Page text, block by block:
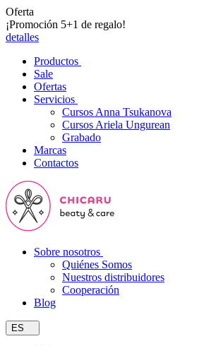
Oferta
¡Promoción 5+1 de regalo!
detalles
Productos
Sale
Ofertas
Servicios
Cursos Anna Tsukanova
Cursos Ariela Ungurean
Grabado
Marcas
Contactos
Sobre nosotros
Quiénes Somos
Nuestros distribuidores
Cooperación
Blog
ES